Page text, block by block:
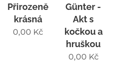
Přirozeně
krásná
0,00 Kč
Günter -
Akt s
kočkou a
hruškou
0,00 Kč